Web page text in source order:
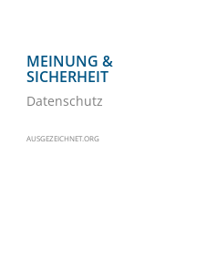
MEINUNG &
SICHERHEIT
Datenschutz
AUSGEZEICHNET.ORG